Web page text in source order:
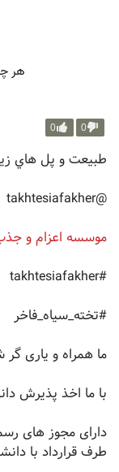
0
0
طبيعت و پل هاي
@takhtesiafakher
موسسه اعزام و
#takhtesiafakher
#تخته_سیاه_فاخر
ما همراه و یاری
با ما اخذ پذيرش
دارای مجوز های
طرف قرارداد با